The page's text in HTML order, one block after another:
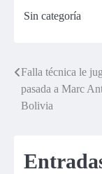
ganar licitación
Sin categoría
Navegación
de
Falla técnica le
pasada a Marc
Bolivia